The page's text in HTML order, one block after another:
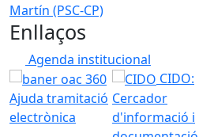
Martín (PSC-CP)
Enllaços
Agenda institucional
Ajuda tramitació
electrònica
CIDO:
Cercador
d'informació i